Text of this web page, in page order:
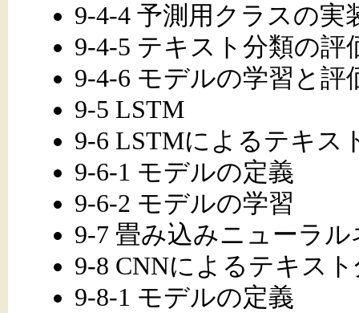
9-4-4 予測用クラスの実
9-4-5 テキスト分類の評
9-4-6 モデルの学習と評
9-5 LSTM
9-6 LSTMによるテキス
9-6-1 モデルの定義
9-6-2 モデルの学習
9-7 畳み込みニューラ
9-8 CNNによるテキス
9-8-1 モデルの定義